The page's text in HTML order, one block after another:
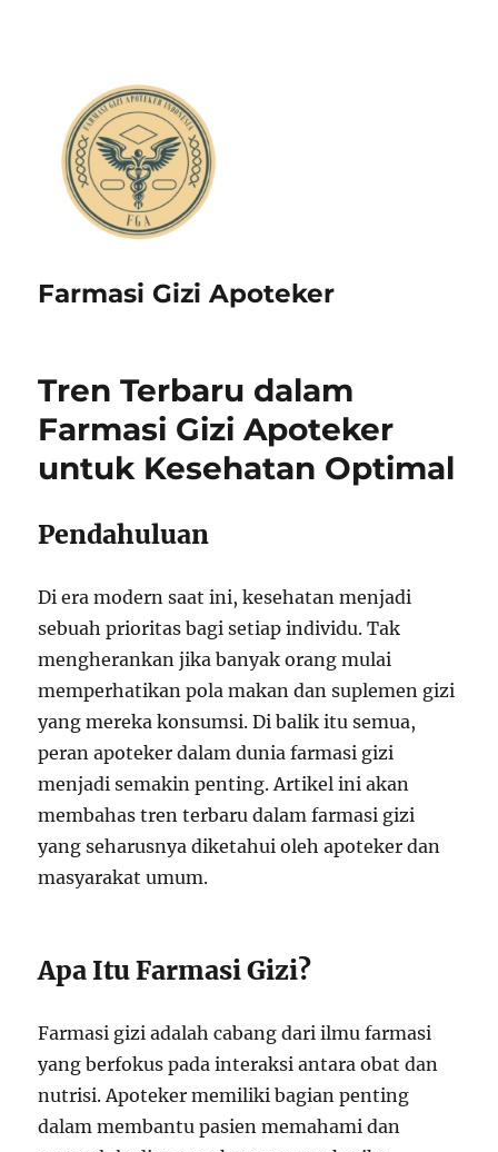
Farmasi Gizi Apoteker
Tren Terbaru dalam
Farmasi Gizi Apoteker
untuk Kesehatan Optimal
Pendahuluan
Di era modern saat ini, kesehatan menjadi
sebuah prioritas bagi setiap individu. Tak
mengherankan jika banyak orang mulai
memperhatikan pola makan dan suplemen gizi
yang mereka konsumsi. Di balik itu semua,
peran apoteker dalam dunia farmasi gizi
menjadi semakin penting. Artikel ini akan
membahas tren terbaru dalam farmasi gizi
yang seharusnya diketahui oleh apoteker dan
masyarakat umum.
Apa Itu Farmasi Gizi?
Farmasi gizi adalah cabang dari ilmu farmasi
yang berfokus pada interaksi antara obat dan
nutrisi. Apoteker memiliki bagian penting
dalam membantu pasien memahami dan